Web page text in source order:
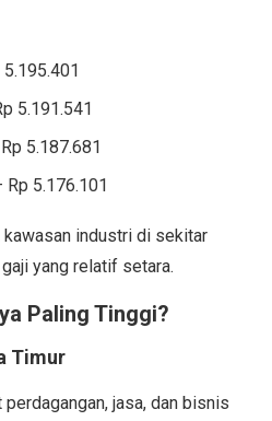
5.191.541
5.187.681
5.176.101
kawasan industri di sekitar
yang relatif setara.
Paling Tinggi?
Timur
jasa, dan bisnis